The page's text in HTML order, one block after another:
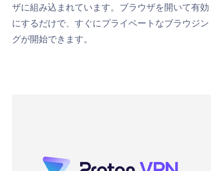
ザに組み込まれています。ブラウザを開いて有効
にするだけで、すぐにプライベートなブラウジン
グが開始できます。